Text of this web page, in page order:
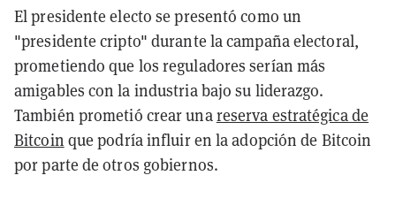
El presidente electo se presentó como un
"presidente cripto" durante la campaña electoral,
prometiendo que los reguladores serían más
amigables con la industria bajo su liderazgo.
También prometió crear unareserva estratégica de
Bitcoin que podría influir en la adopción de Bitcoin
por parte de otros gobiernos.